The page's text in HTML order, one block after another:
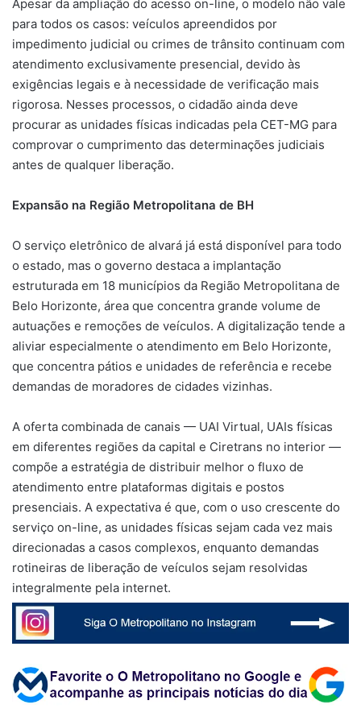
Apesar da ampliação do acesso on-line, o modelo não vale
para todos os casos: veículos apreendidos por
impedimento judicial ou crimes de trânsito continuam com
atendimento exclusivamente presencial, devido às
exigências legais e à necessidade de verificação mais
rigorosa. Nesses processos, o cidadão ainda deve
procurar as unidades físicas indicadas pela CET-MG para
comprovar o cumprimento das determinações judiciais
antes de qualquer liberação.
Expansão na Região Metropolitana de BH
O serviço eletrônico de alvará já está disponível para todo
o estado, mas o governo destaca a implantação
estruturada em 18 municípios da Região Metropolitana de
Belo Horizonte, área que concentra grande volume de
autuações e remoções de veículos. A digitalização tende a
aliviar especialmente o atendimento em Belo Horizonte,
que concentra pátios e unidades de referência e recebe
demandas de moradores de cidades vizinhas.
A oferta combinada de canais — UAI Virtual, UAIs físicas
em diferentes regiões da capital e Ciretrans no interior —
compõe a estratégia de distribuir melhor o fluxo de
atendimento entre plataformas digitais e postos
presenciais. A expectativa é que, com o uso crescente do
serviço on-line, as unidades físicas sejam cada vez mais
direcionadas a casos complexos, enquanto demandas
rotineiras de liberação de veículos sejam resolvidas
integralmente pela internet.